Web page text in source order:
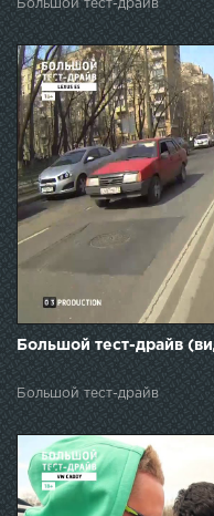
Большой тест-драйв
Большой тест-драйв
Большой тест-драйв